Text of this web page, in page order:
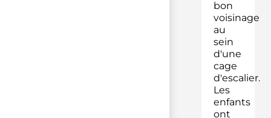
bon
voisinage
au
sein
d'une
cage
d'escalier.
Les
enfants
ont